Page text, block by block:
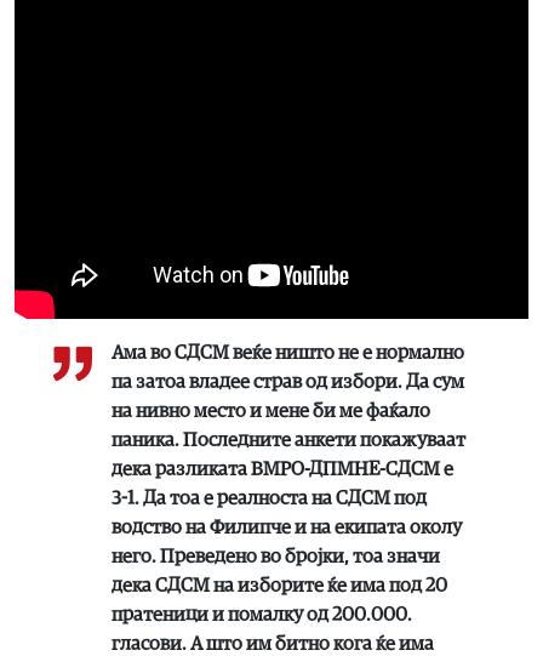
Ама во СДСМ веќе ништо не е нормално
па затоа владее страв од избори. Да сум
на нивно место и мене би ме фаќало
паника. Последните анкети покажуваат
дека разликата ВМРО-ДПМНЕ-СДСМ е
3-1. Да тоа е реалноста на СДСМ под
водство на Филипче и на екипата околу
него. Преведено во бројки, тоа значи
дека СДСМ на изборите ќе има под 20
пратеници и помалку од 200.000.
гласови. А што им битно кога ќе има